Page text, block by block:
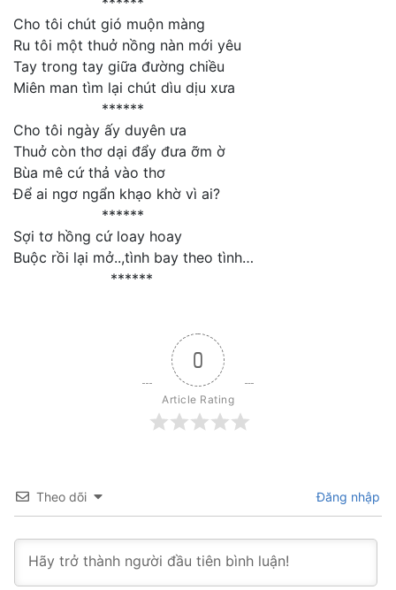
Cho tôi chút gió muộn màng
Ru tôi một thuở nồng nàn mới yêu
Tay trong tay giữa đường chiều
Miên man tìm lại chút dìu dịu xưa
******
Cho tôi ngày ấy duyên ưa
Thuở còn thơ dại đẩy đưa ỡm ờ
Bùa mê cứ thả vào thơ
Để ai ngơ ngẩn khạo khờ vì ai?
******
Sợi tơ hồng cứ loay hoay
Buộc rồi lại mở..,tình bay theo tình…
******
0
Article Rating
Theo dõi Đăng nhập